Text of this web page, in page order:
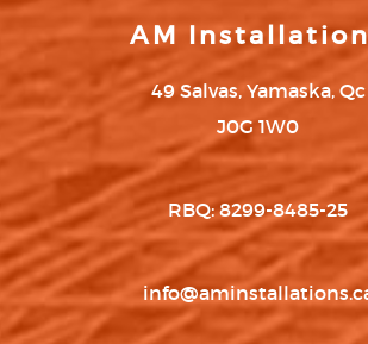
AM
49 Salvas, Yamaska, Qc
J0G 1W0
RBQ: 8299-8485-25